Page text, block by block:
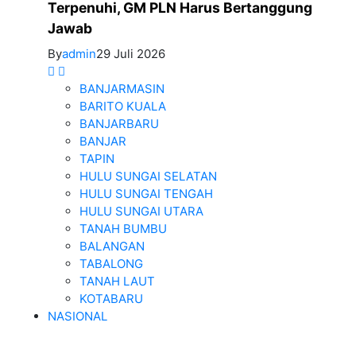
Terpenuhi, GM PLN Harus Bertanggung
Jawab
Byadmin29 Juli 2026
BANJARMASIN
BARITO KUALA
BANJARBARU
BANJAR
TAPIN
HULU SUNGAI SELATAN
HULU SUNGAI TENGAH
HULU SUNGAI UTARA
TANAH BUMBU
BALANGAN
TABALONG
TANAH LAUT
KOTABARU
NASIONAL